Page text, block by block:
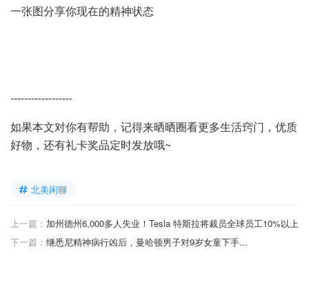
一张图分享你现在的精神状态
------------------
如果本文对你有帮助，记得来晒晒圈看更多生活窍门，优质
好物，还有礼卡奖品定时发放哦~
北美闲聊
上一篇： 加州德州6,000多人失业！Tesla 特斯拉将裁员全球员工10%以上
下一篇： 继悉尼精神病行凶后，曼哈顿男子对9岁女童下手...